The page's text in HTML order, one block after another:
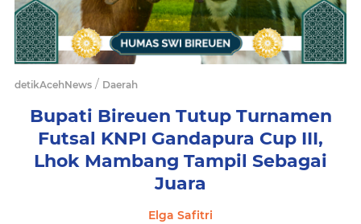
detikAcehNews / Daerah
Bupati Bireuen Tutup Turnamen
Futsal KNPI Gandapura Cup III,
Lhok Mambang Tampil Sebagai
Juara
Elga Safitri